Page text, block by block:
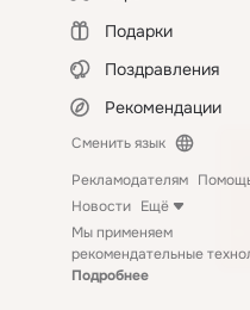
Подарки
Поздравления
Рекомендации
Сменить язык
Рекламодателям
Новости Ещё
Мы применяем
рекомендательные
Подробнее